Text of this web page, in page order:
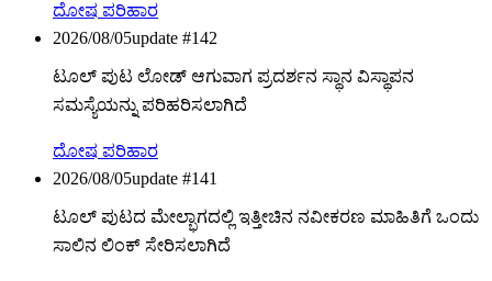
ದೋಷ ಪರಿಹಾರ
2026/08/05update #142
ಟೂಲ್ ಪುಟ ಲೋಡ್ ಆಗುವಾಗ ಪ್ರದರ್ಶನ ಸ್ಥಾನ ವಿಸ್ಥಾಪನ
ಸಮಸ್ಯೆಯನ್ನು ಪರಿಹರಿಸಲಾಗಿದೆ
ದೋಷ ಪರಿಹಾರ
2026/08/05update #141
ಟೂಲ್ ಪುಟದ ಮೇಲ್ಭಾಗದಲ್ಲಿ ಇತ್ತೀಚಿನ ನವೀಕರಣ ಮಾಹಿತಿಗೆ ಒಂದು
ಸಾಲಿನ ಲಿಂಕ್ ಸೇರಿಸಲಾಗಿದೆ